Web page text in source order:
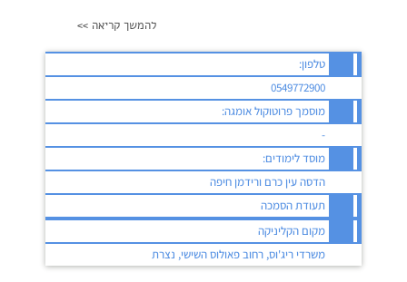
להמשך קריאה >>
טלפון:
0549772900
מוסמך פרוטוקול אומגה:
-
מוסד לימודים:
הדסה עין כרם ורידמן חיפה
תעודת הסמכה
מקום הקליניקה
משרדי ריג'וס, רחוב פאולוס השישי, נצרת